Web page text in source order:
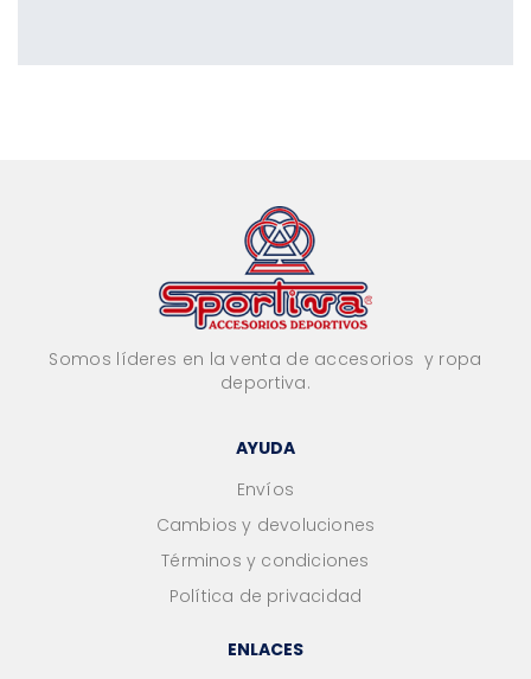
Somos líderes en la venta de accesorios y ropa
deportiva.
AYUDA
Envíos
Cambios y devoluciones
Términos y condiciones
Política de privacidad
ENLACES